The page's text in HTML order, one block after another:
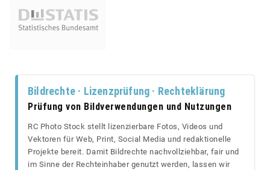
Bildrechte · Lizenzprüfung · Rechteklärung
Prüfung von Bildverwendungen und Nutzungen
RC Photo Stock stellt lizenzierbare Fotos, Videos und
Vektoren für Web, Print, Social Media und redaktionelle
Projekte bereit. Damit Bildrechte nachvollziehbar, fair und
im Sinne der Rechteinhaber genutzt werden, lassen wir